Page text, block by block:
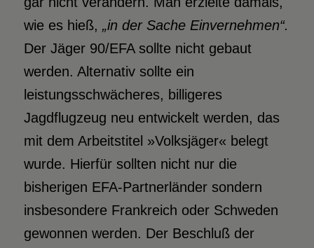
wie es hieß, „in der Sache Einvernehmen“.
Der Jäger 90/EFA sollte nicht gebaut
werden. Alternativ sollte ein
leistungsschwächeres, billigeres
Jagdflugzeug neu entwickelt werden, das
mit dem Arbeitstitel »Volksjäger« belegt
wurde. Hierfür sollten nicht nur die
bisherigen EFA-Partnerländer sondern
insbesondere Frankreich oder Schweden
gewonnen werden. Der Beschluß der